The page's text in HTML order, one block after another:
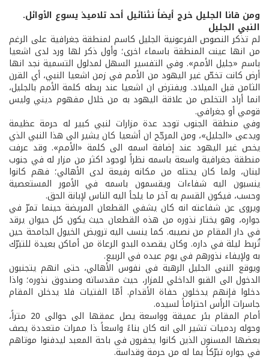
ومن قانا الجليل خرج أيضاً نثنائيل أحد تلاميذ يسوع الأوائل.
النبي الجليل
لم تذكر النصوص الفرعونية الجليل كاسم لمنطقة جغرافية على الرغم
من انها عينت المنطقة باسماء اخرى؛ وأول ذكر لها ورد لدى اشعيا
باسم «جليل الأمم». وفي التفسير السهل لمدلول التسمية نجد انها
أرض كانت تخصّ غير اليهود من الأمم في زمن اشعيا النبي، أي القرن
الثامن قبل الميلاد. ويفترض ان اشعيا عند ربطه كلمة الأمم بالجليل،
انما أراد التخلص من علاقة اليهود به من خلال مفهوم ديني وليس
قومي أو جغرافي.
وفي منطقة الجنوب توجد عدة مزارات لنبي كبير له حرمة عظيمة
ويدعى «الجليل»، ومن المرجّح ان أشعيا كان يشير الى هذا النبي الذي
يخص غير اليهود عند إضافة اسمه الى كلمة «الأمم». وقد عرفت
منطقة جغرافية واسعة باسمه نظراً لوجود اكثر من مزار له في جنوب
لبنان، ولما كان يحتله من مكانه رفيعة لدى الأهالي؛ فهم كانوا
ينسبون اليه شفاءات ويقسمون باسمه في الأمور المستعصية
وحسب، فيكون القسم به آخر ما يلجأ اليه الناس لإبانة الحق.
ويروى عن شفاعته انه كان يشفي القطعان المريضة حينما تمرّ في
جواره، وهو يختار نذوره من هذه القطعان حيث يكون كل حيوان يرقد
في دار المقام من نصيبه. كما ينسب اليه ترويض الخيول الجامحة حين
تُربط ليلة في داره. وكان يقصده البدو الرعاة من أماكن بعيدة للتبرّك
به ولإيفاء نذورهم في يوم عيده في الربيع.
ويوقع النبي الجليل الرهبة في نفوس الأهالي، حتى انهم يتجنبون
الدخول الى القبو الداخلي للمزار، حيث مقدساته وصندوق نذوره؛ واذا
دخلوا فإنهم يدخلون حفاة الأقدام. أمّا الفتيات فلا يدخلن المقام
جاسرات الرأس احتراماً لسيده.
أمام المقام بئر عميقة وواسعة يصل عمقها الى حوالى 20 متراً،
وحوله ردميات تشير الى انه كان بناءً واسعاً ذا ممرات متعددة يصف
بعضها المسنون الذين كانوا يحفرون في باحة المعبد ليدفنوا موتاهم
في جواره تبرّكاً بما له من حرمة وقداسة.